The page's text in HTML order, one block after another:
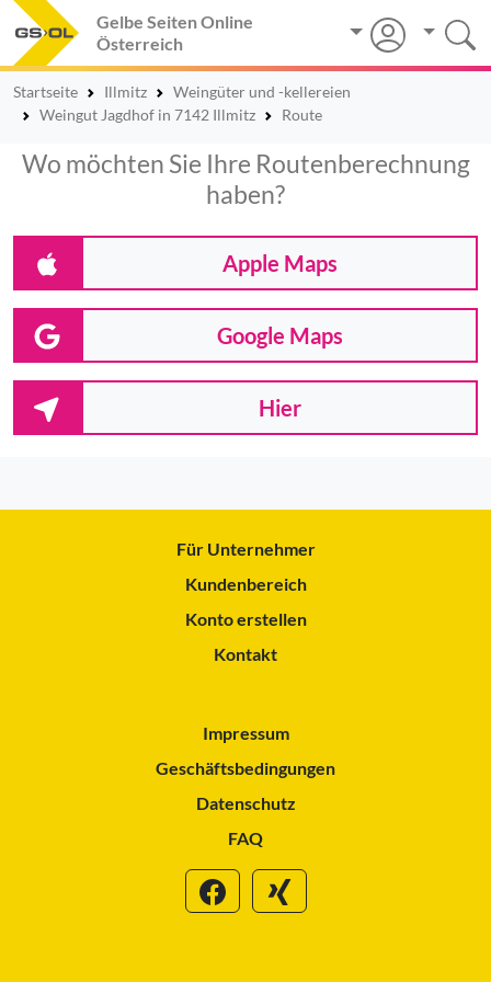
Gelbe Seiten Online
Österreich
Startseite Illmitz
Weingüter und -kellereien
Weingut Jagdhof in 7142 Illmitz
Route
Wo möchten Sie Ihre Routenberechnung
haben?
Apple Maps
Google Maps
Hier
Für Unternehmer
Kundenbereich
Konto erstellen
Kontakt
Impressum
Geschäftsbedingungen
Datenschutz
FAQ